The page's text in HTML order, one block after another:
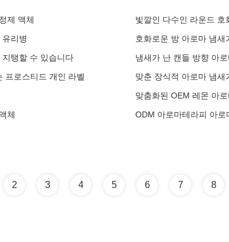
제 액체
리병
탱할 수 있습니다
프로스티드 개인 라벨
체
빛깔인 다수인 라운드 호
호화로운 방 아로마 냄
냄새가 난 캔들 방향 아
맞춘 장식적 아로마 냄
맞춤화된 OEM 레몬 아
ODM 아로마테라피 아
2 3 4 5 6 7 8